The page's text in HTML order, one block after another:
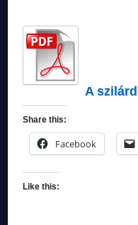
A
Share this:
Facebook
Like this: